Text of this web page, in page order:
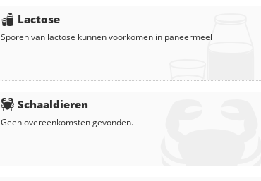
Lactose
Sporen van lactose kunnen voorkomen in paneermeel
Schaaldieren
Geen overeenkomsten gevonden.